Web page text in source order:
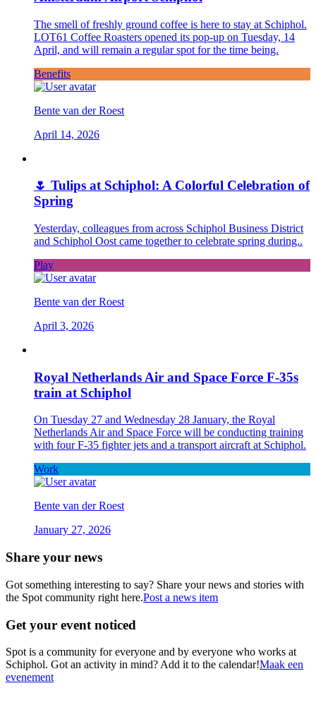
The smell of freshly ground coffee is here to stay at Schiphol.
LOT61 Coffee Roasters opened its pop-up on Tuesday, 14
April, and will remain a regular spot for the time being.
Benefits
Bente van der Roest
April 14, 2026
🌷 Tulips at Schiphol: A Colorful Celebration of
Spring
Yesterday, colleagues from across Schiphol Business District
and Schiphol Oost came together to celebrate spring during..
Play
Bente van der Roest
April 3, 2026
Royal Netherlands Air and Space Force F-35s
train at Schiphol
On Tuesday 27 and Wednesday 28 January, the Royal
Netherlands Air and Space Force will be conducting training
with four F-35 fighter jets and a transport aircraft at Schiphol.
Work
Bente van der Roest
January 27, 2026
Share your news
Got something interesting to say? Share your news and stories with
the Spot community right here.Post a news item
Get your event noticed
Spot is a community for everyone and by everyone who works at
Schiphol. Got an activity in mind? Add it to the calendar!Maak een
evenement